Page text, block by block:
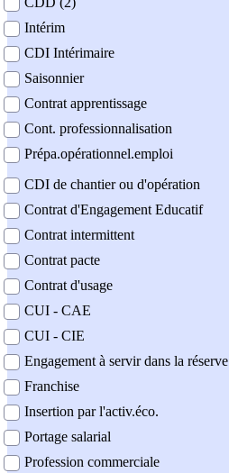
Intérim
CDI Intérimaire
Saisonnier
Contrat apprentissage
Cont. professionnalisation
Prépa.opérationnel.emploi
CDI de chantier ou d'opération
Contrat d'Engagement Educatif
Contrat intermittent
Contrat pacte
Contrat d'usage
CUI - CAE
CUI - CIE
Engagement à servir dans la réserve
Franchise
Insertion par l'activ.éco.
Portage salarial
Profession commerciale